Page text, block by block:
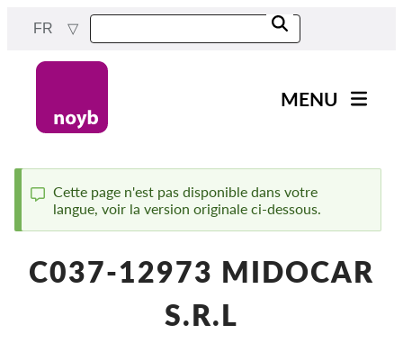
content
FR
navigation
MENU
Projets
Tous les cas
Reports & Resources
Status
message
Cette page n'est pas disponible dans votre
langue, voir la version originale ci-dessous.
C037-12973 MIDOCAR
S.R.L